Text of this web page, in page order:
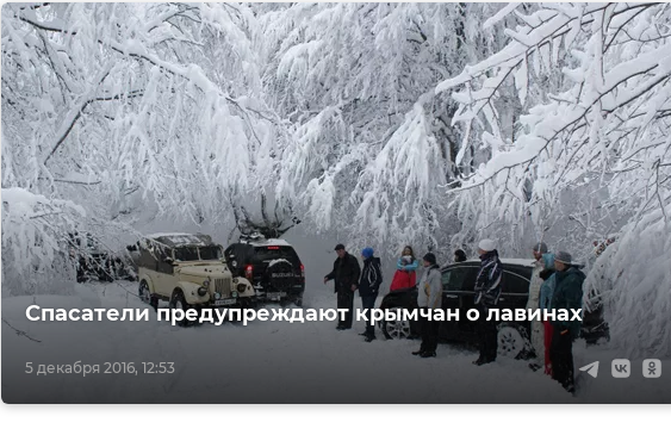
5 декабря 2016, 12:53
Спасатели предупреждают крымчан о лавинах